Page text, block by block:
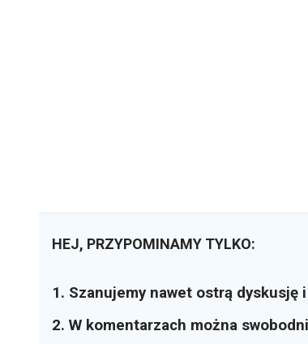
HEJ, PRZYPOMINAMY TYLKO:
1. Szanujemy nawet ostrą dyskusję
2. W komentarzach można